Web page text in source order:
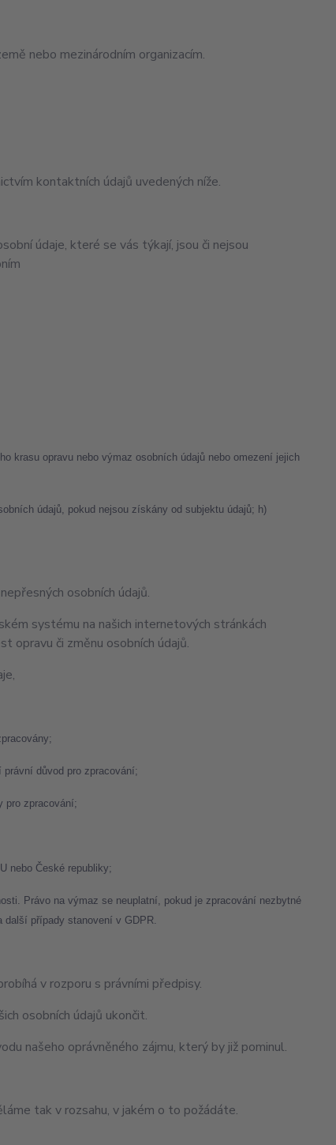
nebo mezinárodním organizacím.
kontaktních údajů uvedených níže.
údaje, které se vás týkají, jsou či nejsou
krasu opravu nebo výmaz osobních údajů nebo omezení jejich
údajů, pokud nejsou získány od subjektu údajů; h)
osobních údajů.
systému na našich internetových stránkách
či změnu osobních údajů.
důvod pro zpracování;
pro zpracování;
nebo České republiky;
Právo na výmaz se neuplatní, pokud je zpracování nezbytné
další případy stanovení v GDPR.
v rozporu s právními předpisy.
osobních údajů ukončit.
našeho oprávněného zájmu, který by již pominul.
tak v rozsahu, v jakém o to požádáte.